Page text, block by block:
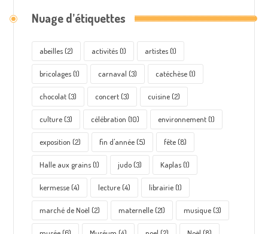
Nuage d’étiquettes
abeilles(2) activités(1) artistes(1)
bricolages(1) carnaval (3) catéchèse(1)
chocolat(3) concert(3) cuisine(2)
culture(3) célébration (10) environnement(1)
exposition (2) fin d'année(5) fête(8)
Halle aux grains(1) judo(3) Kaplas(1)
kermesse(4) lecture(4) librairie(1)
marché de Noël (2) maternelle(21) musique(3)